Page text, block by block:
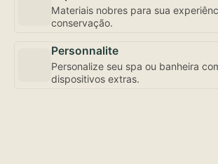
Materiais nobres para sua
conservação.
Personnalite
Personalize seu spa ou banheira
dispositivos extras.